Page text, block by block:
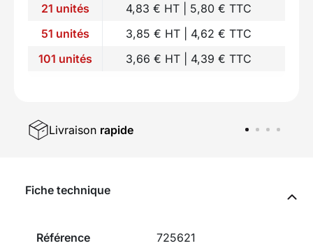
21 unités
4,83 € HT | 5,80 € TTC
51 unités
3,85 € HT | 4,62 € TTC
101 unités
3,66 € HT | 4,39 € TTC
Livraison rapide
Fiche technique
Référence 725621